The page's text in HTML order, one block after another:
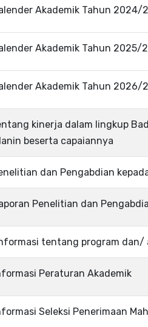
Akademik Tahun 2024/
Akademik Tahun 2025/
Akademik Tahun 2026/
kinerja dalam lingkup
beserta capaiannya
dan Pengabdian
Penelitian dan
tentang program
Peraturan Akademik
Seleksi Penerimaan